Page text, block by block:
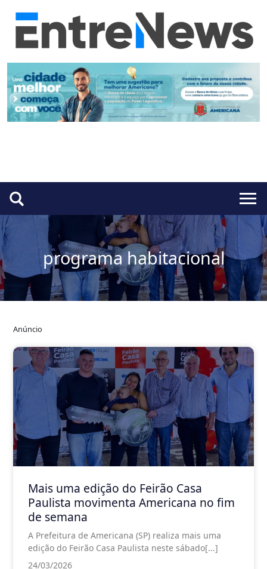
programa habitacional
Anúncio
Mais uma edição do Feirão Casa
Paulista movimenta Americana no fim
de semana
A Prefeitura de Americana (SP) realiza mais uma
edição do Feirão Casa Paulista neste sábado[...]
24/03/2026